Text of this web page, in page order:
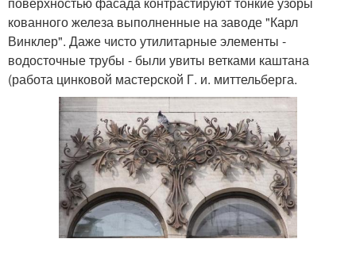
кованного железа выполненные на заводе "Карл
Винклер". Даже чисто утилитарные элементы -
водосточные трубы - были увиты ветками каштана
(работа цинковой мастерской Г. и. миттельберга.